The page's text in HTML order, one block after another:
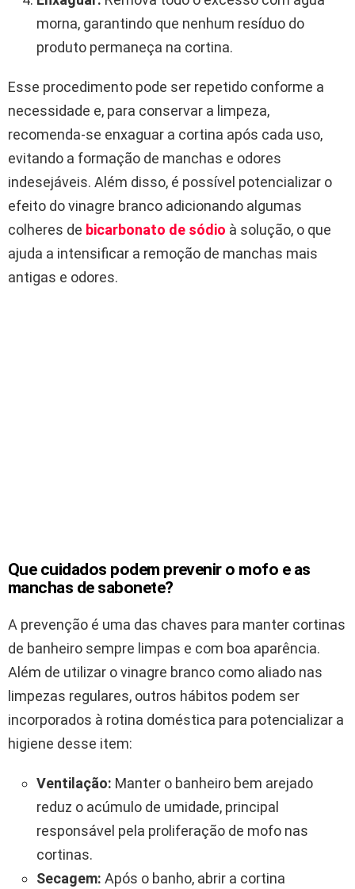
morna, garantindo que nenhum resíduo do
produto permaneça na cortina.
Esse procedimento pode ser repetido conforme a
necessidade e, para conservar a limpeza,
recomenda-se enxaguar a cortina após cada uso,
evitando a formação de manchas e odores
indesejáveis. Além disso, é possível potencializar o
efeito do vinagre branco adicionando algumas
colheres de bicarbonato de sódio à solução, o que
ajuda a intensificar a remoção de manchas mais
antigas e odores.
Que cuidados podem prevenir o mofo e as
manchas de sabonete?
A prevenção é uma das chaves para manter cortinas
de banheiro sempre limpas e com boa aparência.
Além de utilizar o vinagre branco como aliado nas
limpezas regulares, outros hábitos podem ser
incorporados à rotina doméstica para potencializar a
higiene desse item:
Ventilação: Manter o banheiro bem arejado
reduz o acúmulo de umidade, principal
responsável pela proliferação de mofo nas
cortinas.
Secagem: Após o banho, abrir a cortina